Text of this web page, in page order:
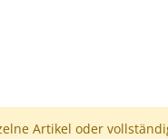
Artikel oder